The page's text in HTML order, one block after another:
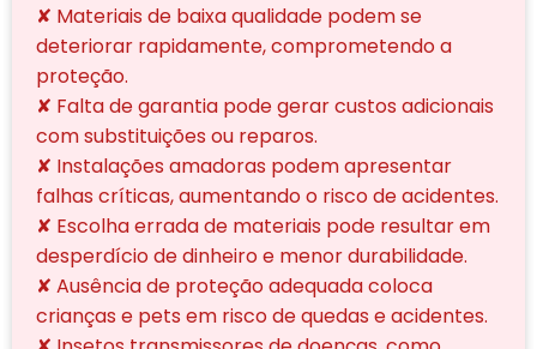
✘ Materiais de baixa qualidade podem se
deteriorar rapidamente, comprometendo a
proteção.
✘ Falta de garantia pode gerar custos adicionais
com substituições ou reparos.
✘ Instalações amadoras podem apresentar
falhas críticas, aumentando o risco de acidentes.
✘ Escolha errada de materiais pode resultar em
desperdício de dinheiro e menor durabilidade.
✘ Ausência de proteção adequada coloca
crianças e pets em risco de quedas e acidentes.